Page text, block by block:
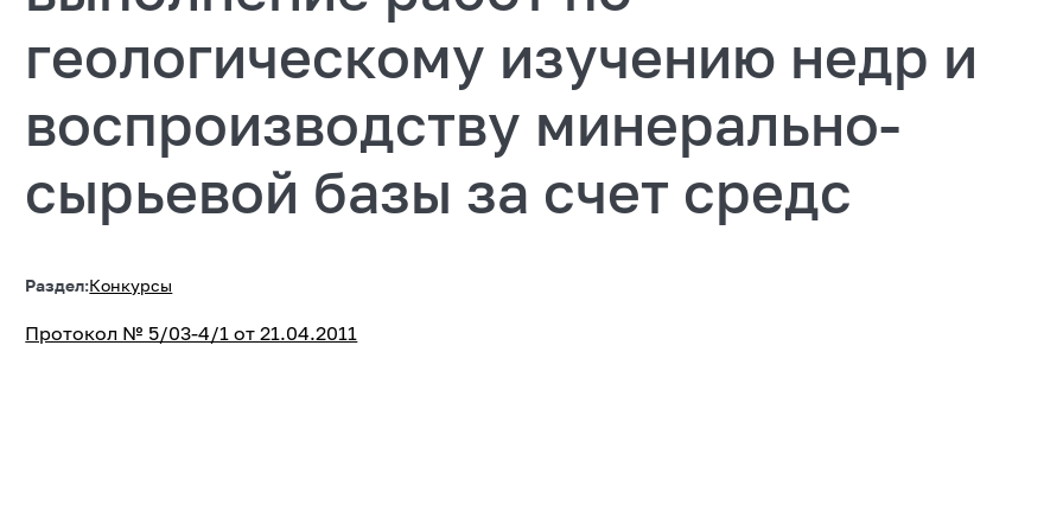
геологическому изучению недр и
воспроизводству минерально-
сырьевой базы за счет средс
Раздел:Конкурсы
Протокол № 5/03-4/1 от 21.04.2011